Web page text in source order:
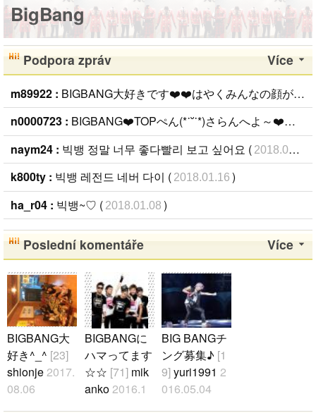
BigBang
Více
Podpora zpráv
m89922 : BIGBANG大好きです❤️❤️はやくみんなの顔がみたい (
n0000723 : BIGBANG❤️TOPぺん(*˙˘˙*)さらんへよ～❤️❤️ (
naym24 : 빅뱅 정말 너무 좋다빨리 보고 싶어요 ( 2018.03.08
k800ty : 빅뱅 레전드 네버 다이 ( 2018.01.16 )
ha_r04 : 빅뱅~♡ ( 2018.01.08 )
Více
Poslední komentáře
BIGBANG大
好き^_^ [23]
shionje 2017.
08.06
BIGBANGに
ハマってます
☆☆ [71]mik
anko 2016.1
BIG BANGチ
ング募集♪ [1
9]yuri1991 2
016.05.04